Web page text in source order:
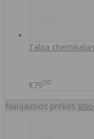
Talpa
€7900
Naujausios prekės